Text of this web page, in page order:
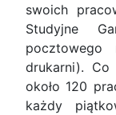
swoich
Studyjne
drukarni). Co
około 120
każdy